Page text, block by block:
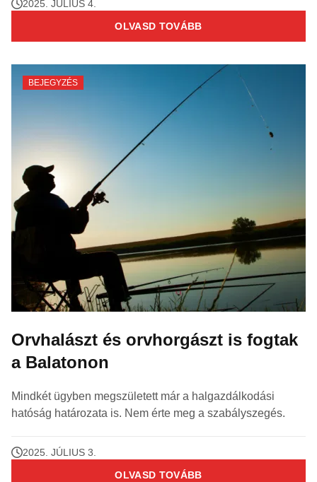
2025. JÚLIUS 4.
OLVASD TOVÁBB
BEJEGYZÉS
Orvhalászt és orvhorgászt is fogtak
a Balatonon
Mindkét ügyben megszületett már a halgazdálkodási
hatóság határozata is. Nem érte meg a szabályszegés.
2025. JÚLIUS 3.
OLVASD TOVÁBB